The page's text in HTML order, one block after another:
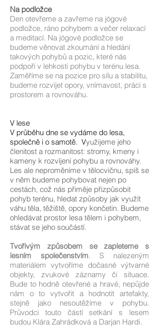
Na podložce
Den otevřeme a zavřeme na jógové
podložce, ráno pohybem a večer relaxací
a meditací. Na jógové podložce se
budeme věnovat zkoumání a hledání
takových pohybů a pozic, které nás
podpoří v lehkosti pohybu v terénu lesa.
Zaměříme se na pozice pro sílu a stabilitu,
budeme rozvíjet opory, vnímavost, práci s
prostorem a rovnováhu.
V lese
V průběhu dne se vydáme do lesa,
společně i o samotě. Využijeme jeho
členitost a rozmanitost: stromy, kmeny i
kameny k rozvíjení pohybu a rovnováhy.
Les ale neproměníme v tělocvičnu, spíš se
v něm budeme pohybovat nejen po
cestách, což nás přiměje přizpůsobit
pohyb terénu, hledat způsoby jak využít
váhu těla, těžiště, opory končetin. Budeme
ohledávat prostor lesa tělem i pohybem,
stávat se jeho součástí.
Tvořivým způsobem se zapleteme s
lesním společenstvím. S nalezeným
materiálem vytvoříme dočasné výtvarné
objekty, zvukové záznamy či situace.
Bude to hodně otevřené a hravé, nepůjde
nám o to vytvořit a hodnotit artefakty,
stejně jako nesoutěžíme v pohybu.
Průvodci touto částí setkání s lesem
budou Klára Zahrádková a Darjan Hardi.